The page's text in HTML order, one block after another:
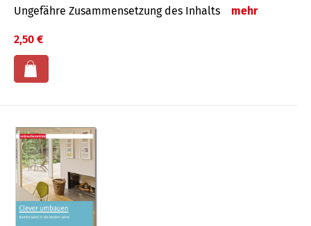
Ungefähre Zu­sammen­setzung des Inhalts mehr
2,50 €